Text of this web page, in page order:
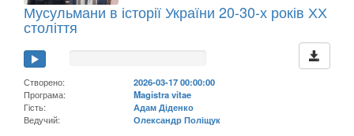
Мусульмани в історії України 20-30-х років ХХ
століття
Створено:
2026-03-17 00:00:00
Програма:
Magistra vitae
Гість:
Адам Діденко
Ведучий:
Олександр Поліщук